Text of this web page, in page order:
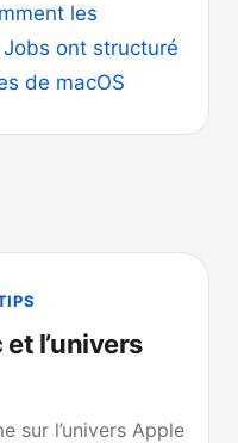
les
ont structuré
de macOS
l’univers
sur l’univers Apple